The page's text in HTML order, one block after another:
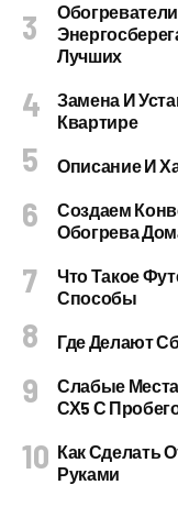
Лучших
Замена И
Квартире
Описание И
Создаем
Обогрева
Что Такое
Способы
Где Делают
Слабые
СХ5 С
Как Сделать
Руками